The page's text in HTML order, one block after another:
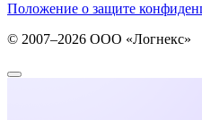
Положение о защите
© 2007–2026 ООО «Логнекс»